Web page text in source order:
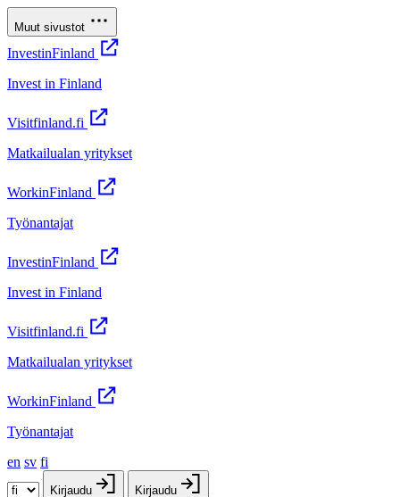
Muut sivustot
InvestinFinland
Invest in Finland
Visitfinland.fi
Matkailualan yritykset
WorkinFinland
Työnantajat
InvestinFinland
Invest in Finland
Visitfinland.fi
Matkailualan yritykset
WorkinFinland
Työnantajat
en sv fi
Kirjaudu Kirjaudu